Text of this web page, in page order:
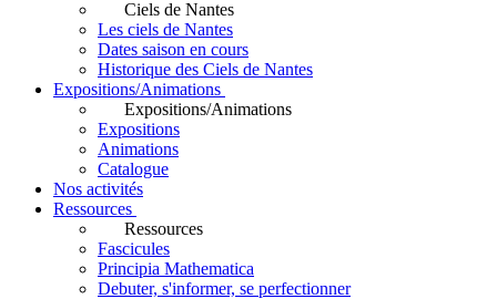
Ciels de Nantes
Les ciels de Nantes
Dates saison en cours
Historique des Ciels de Nantes
Expositions/Animations
Expositions/Animations
Expositions
Animations
Catalogue
Nos activités
Ressources
Ressources
Fascicules
Principia Mathematica
Debuter, s'informer, se perfectionner